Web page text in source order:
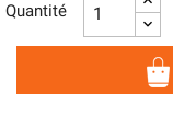
Quantité